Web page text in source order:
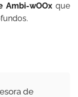
Ambi-wOOx que
de